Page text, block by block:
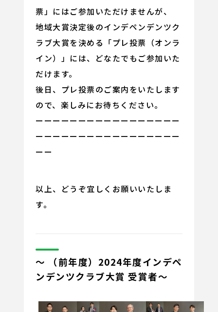
票」にはご参加いただけませんが、
地域大賞決定後のインデペンデンツク
ラブ大賞を決める「プレ投票（オンラ
イン）」には、どなたでもご参加いた
だけます。
後日、プレ投票のご案内をいたします
ので、楽しみにお待ちください。
ーーーーーーーーーーーーーーーーー
ーーーーーーーーーーーーーーーーー
ーー
以上、どうぞ宜しくお願いいたしま
す。
～ （前年度）2024年度インデペ
ンデンツクラブ大賞 受賞者～